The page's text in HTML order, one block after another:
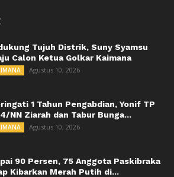
Tujuh Distrik, Suny Syamsu
Calon Ketua Golkar Kaimana
Agustus 10, 2026
1 Tahun Pengabdian, Yonif TP
NN Ziarah dan Tabur Bunga...
Agustus 10, 2026
90 Persen, 75 Anggota Paskibraka
Kibarkan Merah Putih di...